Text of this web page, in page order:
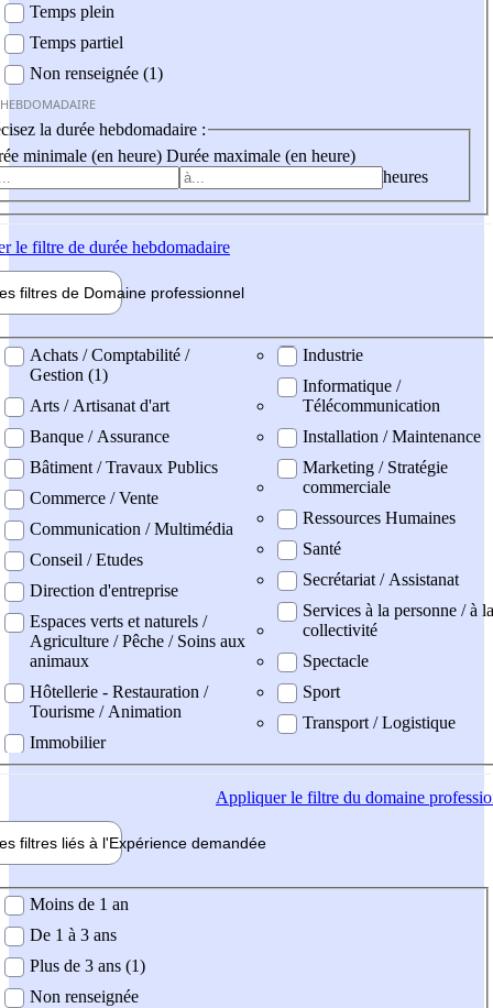
Temps plein
Temps partiel
Non renseignée (1)
la durée hebdomadaire :
minimale (en heure) Durée maximale (en heure)
heures
le filtre de durée hebdomadaire
filtres de Domaine professionnel
professionel
Achats / Comptabilité /
Gestion (1)
Arts / Artisanat d'art
Banque / Assurance
Bâtiment / Travaux Publics
Commerce / Vente
Communication / Multimédia
Conseil / Etudes
Direction d'entreprise
Espaces verts et naturels /
Agriculture / Pêche / Soins aux
animaux
Hôtellerie - Restauration /
Tourisme / Animation
Immobilier
Industrie
Informatique /
Télécommunication
Installation / Maintenance
Marketing / Stratégie
commerciale
Ressources Humaines
Santé
Secrétariat / Assistanat
Services à la personne / à la
collectivité
Spectacle
Sport
Transport / Logistique
Appliquerle filtre du domaine
filtres liés à l'Expérience demandée
demandée
Moins de 1 an
De 1 à 3 ans
Plus de 3 ans (1)
Non renseignée